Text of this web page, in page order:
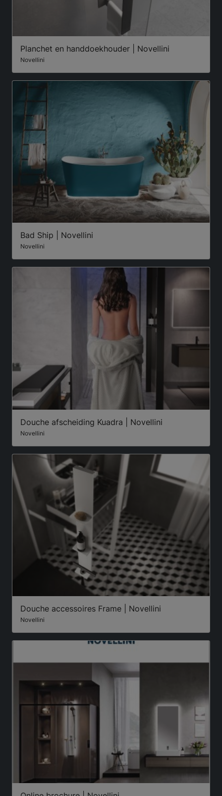
Planchet en handdoekhouder | Novellini
Novellini
Bad Ship | Novellini
Novellini
Douche afscheiding Kuadra | Novellini
Novellini
Douche accessoires Frame | Novellini
Novellini